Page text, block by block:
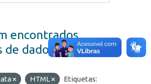
encontrados
de dados
HTML
Etiquetas: